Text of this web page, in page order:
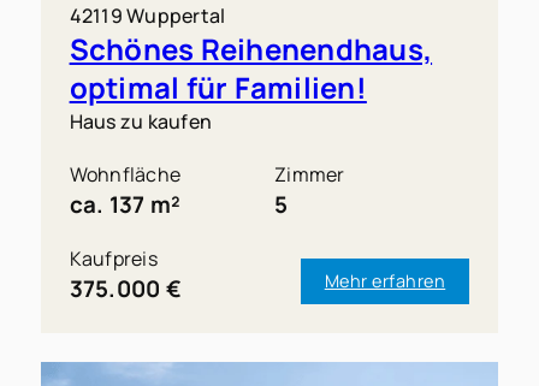
42119 Wuppertal
Schönes Reihenendhaus,
optimal für Familien!
Haus zu kaufen
Wohnfläche
ca. 137 m²
Zimmer
5
Kaufpreis
375.000 € Mehr erfahren